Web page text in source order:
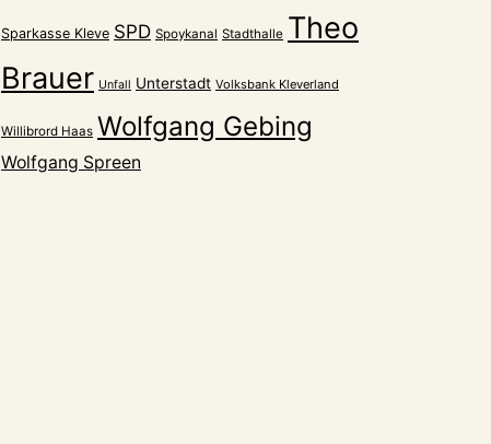
Sparkasse Kleve SPD Spoykanal Stadthalle Theo
Brauer Unfall Unterstadt Volksbank Kleverland
Willibrord Haas Wolfgang Gebing
Wolfgang Spreen